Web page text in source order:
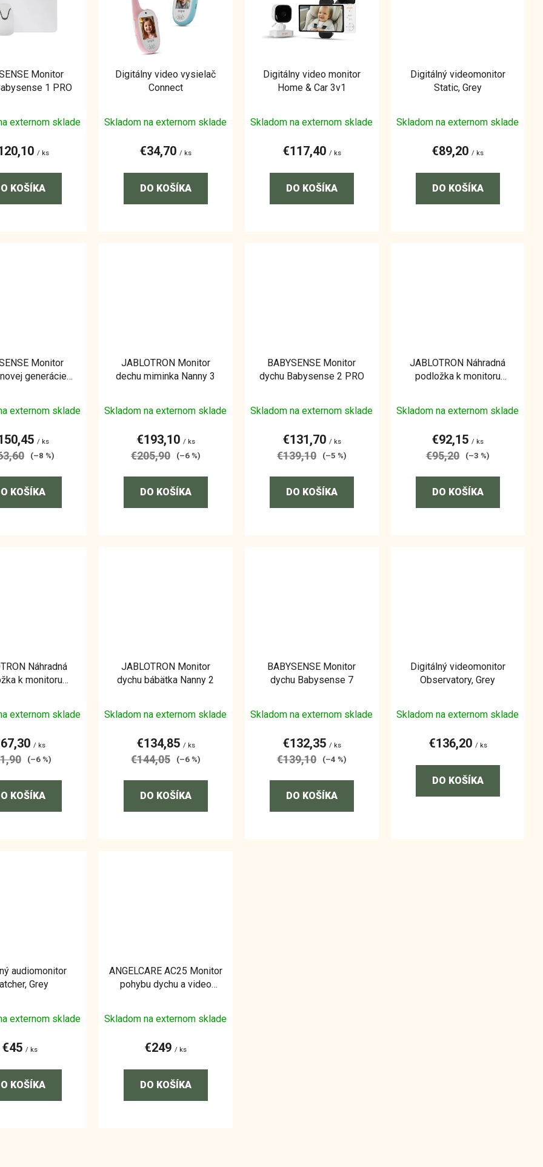
Monitor
1 PRO
externom sklade
/ ks
KOŠÍKA
Digitálny video vysielač
Connect
Skladom na externom sklade
€34,70/ ks
DO KOŠÍKA
Digitálny video monitor
Home & Car 3v1
Skladom na externom sklade
€117,40 / ks
DO KOŠÍKA
Digitálný videomonitor
Static, Grey
Skladom na externom sklade
€89,20/ ks
DO KOŠÍKA
Monitor
generácie
externom sklade
/ ks
(–8 %)
KOŠÍKA
JABLOTRON Monitor
dechu miminka Nanny 3
Skladom na externom sklade
€193,10 / ks
€205,90 (–6 %)
DO KOŠÍKA
BABYSENSE Monitor
dychu Babysense 2 PRO
Skladom na externom sklade
€131,70 / ks
€139,10 (–5 %)
DO KOŠÍKA
JABLOTRON Náhradná
podložka k monitoru
Skladom na externom sklade
€92,15/ ks
€95,20 (–3 %)
DO KOŠÍKA
Náhradná
k monitoru
externom sklade
/ ks
(–6 %)
KOŠÍKA
JABLOTRON Monitor
dychu bábätka Nanny 2
Skladom na externom sklade
€134,85 / ks
€144,05 (–6 %)
DO KOŠÍKA
BABYSENSE Monitor
dychu Babysense 7
Skladom na externom sklade
€132,35 / ks
€139,10 (–4 %)
DO KOŠÍKA
Digitálný videomonitor
Observatory, Grey
Skladom na externom sklade
€136,20 / ks
DO KOŠÍKA
audiomonitor
Grey
externom sklade
€45 / ks
KOŠÍKA
ANGELCARE AC25 Monitor
pohybu dychu a video
Skladom na externom sklade
€249/ ks
DO KOŠÍKA